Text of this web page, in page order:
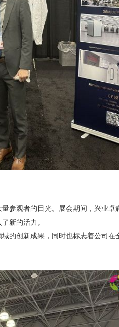
观者的目光。展会期间，兴业卓
新的活力。
创新成果，同时也标志着公司在